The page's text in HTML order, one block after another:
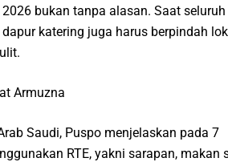
bukan tanpa alasan. Saat seluruh
katering juga harus berpindah
Armuzna
Saudi, Puspo menjelaskan pada 7
RTE, yakni sarapan, makan